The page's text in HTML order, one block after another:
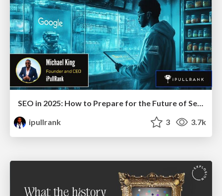
SEO in 2025: How to Prepare for the Future of Search
ipullrank
3 3.7k